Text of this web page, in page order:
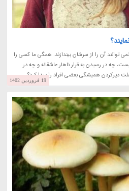
توانند آن را از سرشان بیندازند. همگی ما کسی را
چه در رسیدن به قرار ناهار عاشقانه و چه در
دیرکردن همیشگی بعضی افراد را پیدا کرد؟
19 فروردین 1402